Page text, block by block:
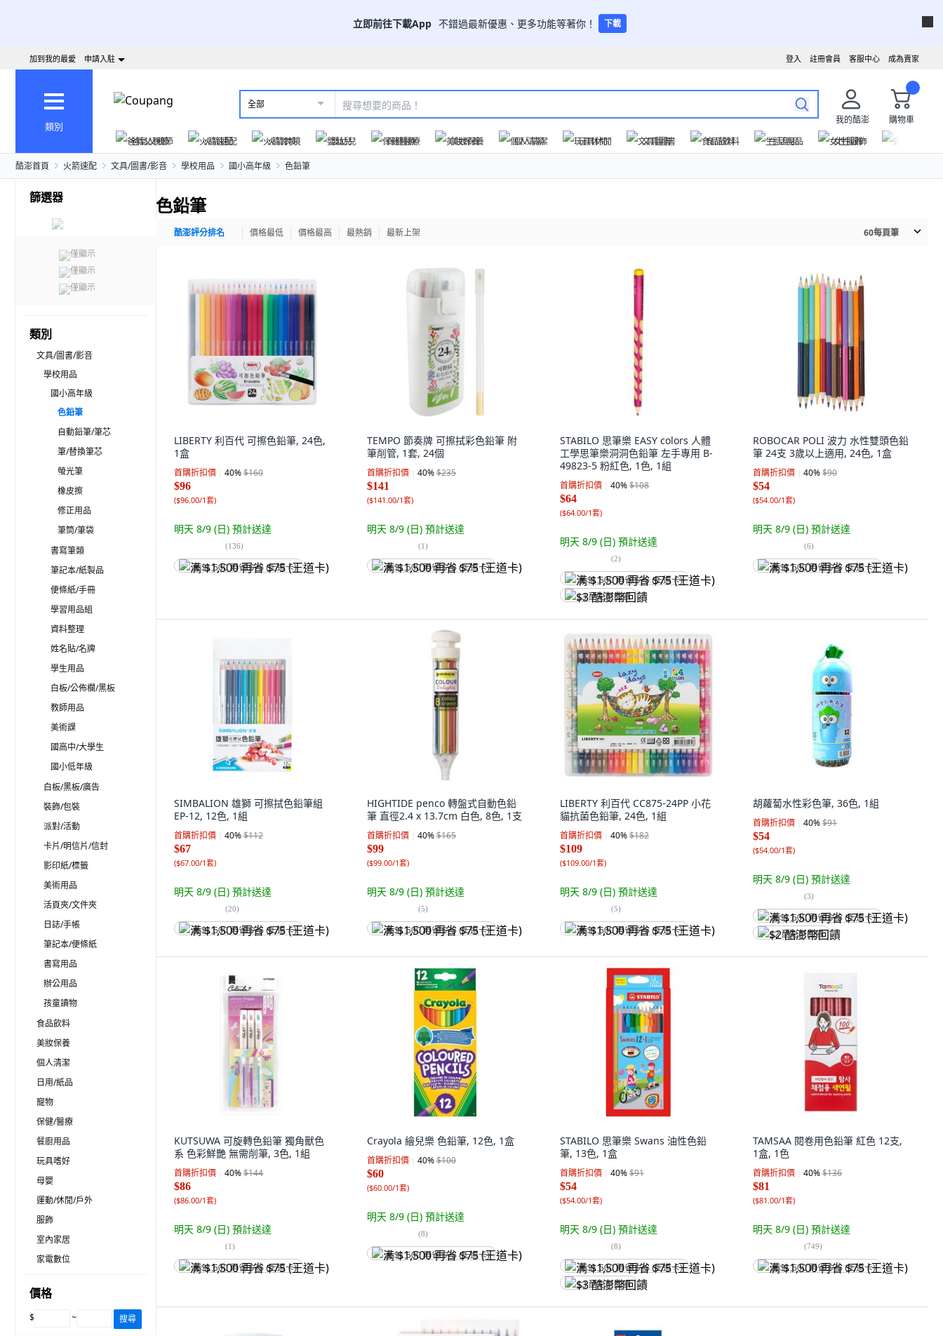
立即前往下載App 不錯過最新優惠、更多功能等著你！ 下載
成為賣家
客服中心
註冊會員
登入
加到我的最愛 申請入駐
類別
全部
我的酷澎
購物車
爸氣父親節
火箭速配 火箭跨境 嬰幼兒 保健醫療 美妝保養 個人清潔 玩具休閒 文具圖書 食品飲料 生活用品 女性服飾
酷澎首頁 火箭速配 文具/圖書/影音 學校用品 國小高年級 色鉛筆
篩選器
僅顯示
僅顯示
僅顯示
類別
文具/圖書/影音
學校用品
國小高年級
色鉛筆
自動鉛筆/筆芯
筆/替換筆芯
螢光筆
橡皮擦
修正用品
筆筒/筆袋
書寫筆類
筆記本/紙製品
便條紙/手冊
學習用品組
資料整理
姓名貼/名牌
學生用品
白板/公佈欄/黑板
教師用品
美術課
國高中/大學生
國小低年級
白板/黑板/廣告
裝飾/包裝
派對/活動
卡片/明信片/信封
影印紙/標籤
美術用品
活頁夾/文件夾
日誌/手帳
筆記本/便條紙
書寫用品
辦公用品
孩童讀物
食品飲料
美妝保養
個人清潔
日用/紙品
寵物
保健/醫療
餐廚用品
玩具嗜好
母嬰
運動/休閒/戶外
服飾
室內家居
家電數位
價格
$ ~ 搜尋
色鉛筆
酷澎評分排名 價格最低 價格最高 最熱銷 最新上架 60每頁筆
LIBERTY 利百代 可擦色鉛筆, 24色,
1盒
首購折扣價 40%$160
$96
($96.00/1套)
明天 8/9 (日) 預計送達
(136)
满 $1,500 再省 $75 (王道卡)
TEMPO 節奏牌 可擦拭彩色鉛筆 附
筆削管, 1套, 24個
首購折扣價 40%$235
$141
($141.00/1套)
明天 8/9 (日) 預計送達
(1)
满 $1,500 再省 $75 (王道卡)
STABILO 思筆樂 EASY colors 人體
工學思筆樂洞洞色鉛筆 左手專用 B-
49823-5 粉紅色, 1色, 1組
首購折扣價 40%$108
$64
($64.00/1套)
明天 8/9 (日) 預計送達
(2)
满 $1,500 再省 $75 (王道卡)
$3 酷澎幣回饋
ROBOCAR POLI 波力 水性雙頭色鉛
筆 24支 3歲以上適用, 24色, 1盒
首購折扣價 40%$90
$54
($54.00/1套)
明天 8/9 (日) 預計送達
(6)
满 $1,500 再省 $75 (王道卡)
SIMBALION 雄獅 可擦拭色鉛筆組
EP-12, 12色, 1組
首購折扣價 40%$112
$67
($67.00/1套)
明天 8/9 (日) 預計送達
(20)
满 $1,500 再省 $75 (王道卡)
HIGHTIDE penco 轉盤式自動色鉛
筆 直徑2.4 x 13.7cm 白色, 8色, 1支
首購折扣價 40%$165
$99
($99.00/1套)
明天 8/9 (日) 預計送達
(5)
满 $1,500 再省 $75 (王道卡)
LIBERTY 利百代 CC875-24PP 小花
貓抗菌色鉛筆, 24色, 1組
首購折扣價 40%$182
$109
($109.00/1套)
明天 8/9 (日) 預計送達
(5)
满 $1,500 再省 $75 (王道卡)
胡蘿蔔水性彩色筆, 36色, 1組
首購折扣價 40%$91
$54
($54.00/1套)
明天 8/9 (日) 預計送達
(3)
满 $1,500 再省 $75 (王道卡)
$2 酷澎幣回饋
KUTSUWA 可旋轉色鉛筆 獨角獸色
系 色彩鮮艷 無需削筆, 3色, 1組
首購折扣價 40%$144
$86
($86.00/1套)
明天 8/9 (日) 預計送達
(1)
满 $1,500 再省 $75 (王道卡)
Crayola 繪兒樂 色鉛筆, 12色, 1盒
首購折扣價 40%$100
$60
($60.00/1套)
明天 8/9 (日) 預計送達
(8)
满 $1,500 再省 $75 (王道卡)
STABILO 思筆樂 Swans 油性色鉛
筆, 13色, 1盒
首購折扣價 40%$91
$54
($54.00/1套)
明天 8/9 (日) 預計送達
(8)
满 $1,500 再省 $75 (王道卡)
$3 酷澎幣回饋
TAMSAA 閱卷用色鉛筆 紅色 12支,
1盒, 1色
首購折扣價 40%$136
$81
($81.00/1套)
明天 8/9 (日) 預計送達
(749)
满 $1,500 再省 $75 (王道卡)